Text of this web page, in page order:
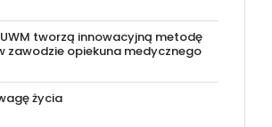
tworzą innowacyjną metodę
zawodzie opiekuna medycznego
życia